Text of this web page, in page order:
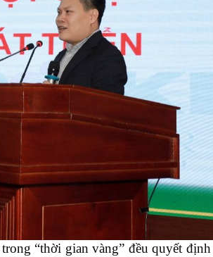
“thời gian vàng” đều quyết định